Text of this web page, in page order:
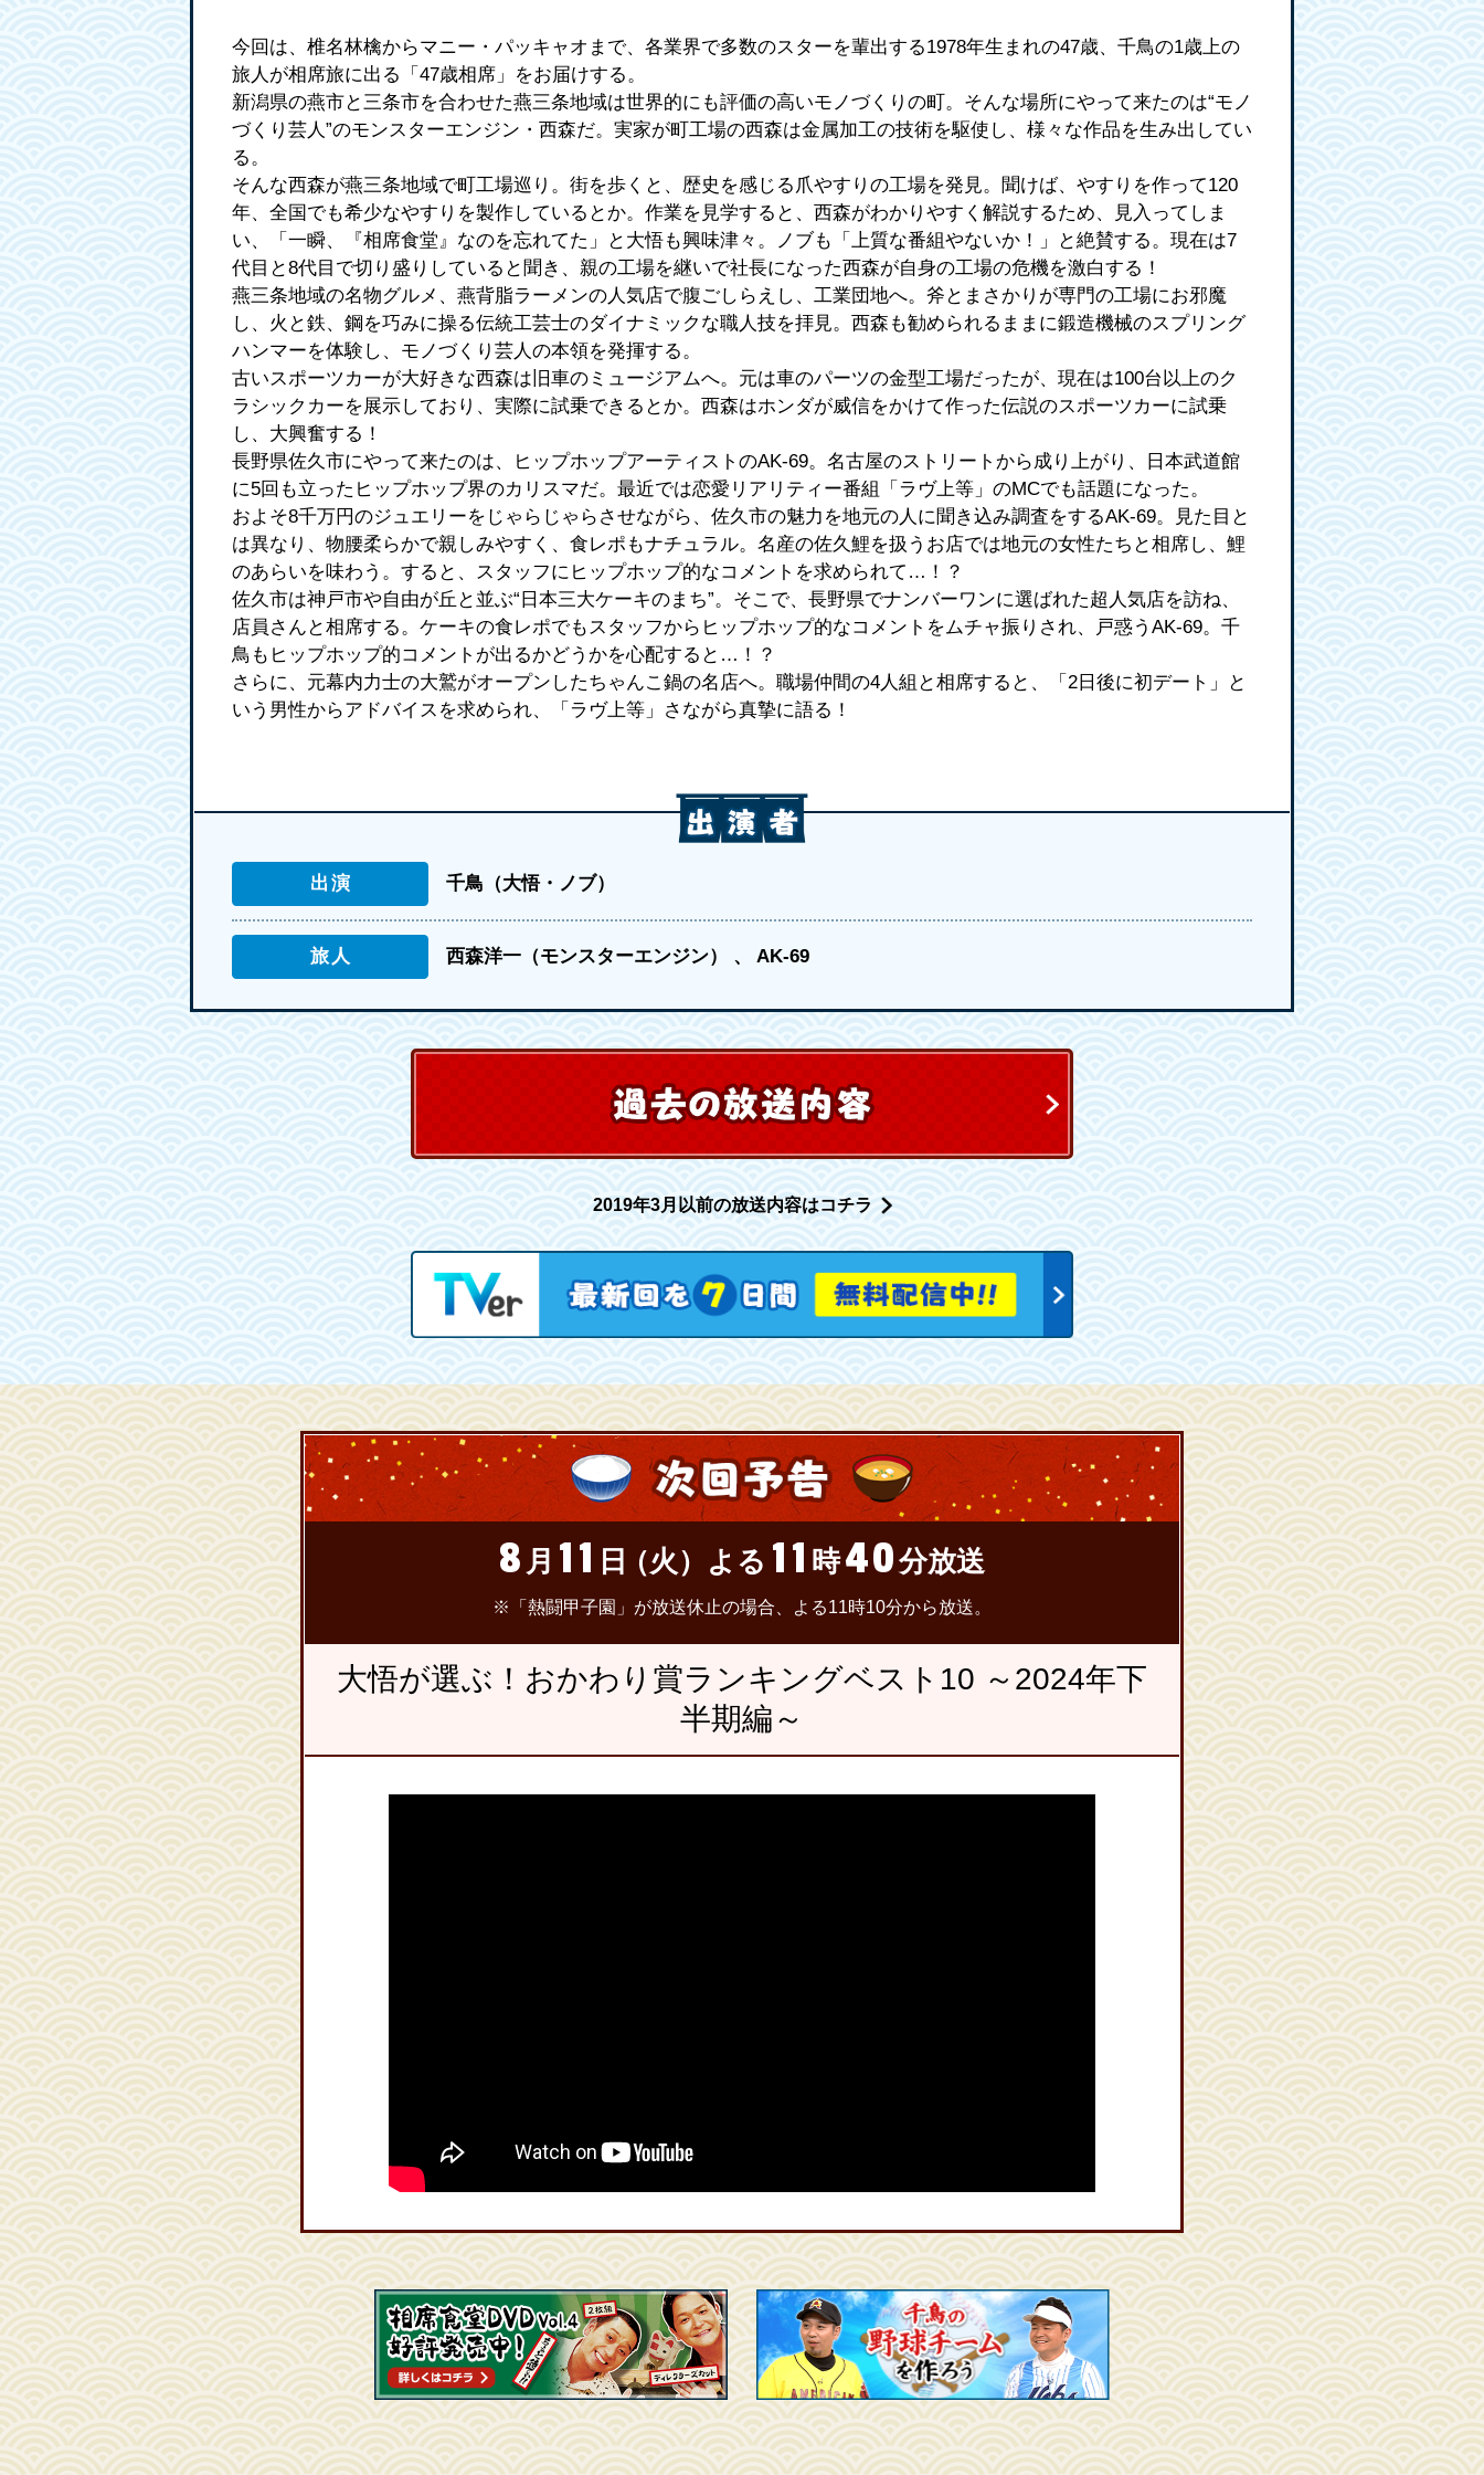
今回は、椎名林檎からマニー・パッキャオまで、各業界で多数のスターを輩出する1978年生まれの47歳、千鳥の1歳上の
旅人が相席旅に出る「47歳相席」をお届けする。
新潟県の燕市と三条市を合わせた燕三条地域は世界的にも評価の高いモノづくりの町。そんな場所にやって来たのは“モノ
づくり芸人”のモンスターエンジン・西森だ。実家が町工場の西森は金属加工の技術を駆使し、様々な作品を生み出してい
る。
そんな西森が燕三条地域で町工場巡り。街を歩くと、歴史を感じる爪やすりの工場を発見。聞けば、やすりを作って120
年、全国でも希少なやすりを製作しているとか。作業を見学すると、西森がわかりやすく解説するため、見入ってしま
い、「一瞬、『相席食堂』なのを忘れてた」と大悟も興味津々。ノブも「上質な番組やないか！」と絶賛する。現在は7
代目と8代目で切り盛りしていると聞き、親の工場を継いで社長になった西森が自身の工場の危機を激白する！
燕三条地域の名物グルメ、燕背脂ラーメンの人気店で腹ごしらえし、工業団地へ。斧とまさかりが専門の工場にお邪魔
し、火と鉄、鋼を巧みに操る伝統工芸士のダイナミックな職人技を拝見。西森も勧められるままに鍛造機械のスプリング
ハンマーを体験し、モノづくり芸人の本領を発揮する。
古いスポーツカーが大好きな西森は旧車のミュージアムへ。元は車のパーツの金型工場だったが、現在は100台以上のク
ラシックカーを展示しており、実際に試乗できるとか。西森はホンダが威信をかけて作った伝説のスポーツカーに試乗
し、大興奮する！
長野県佐久市にやって来たのは、ヒップホップアーティストのAK-69。名古屋のストリートから成り上がり、日本武道館
に5回も立ったヒップホップ界のカリスマだ。最近では恋愛リアリティー番組「ラヴ上等」のМCでも話題になった。
およそ8千万円のジュエリーをじゃらじゃらさせながら、佐久市の魅力を地元の人に聞き込み調査をするAK-69。見た目と
は異なり、物腰柔らかで親しみやすく、食レポもナチュラル。名産の佐久鯉を扱うお店では地元の女性たちと相席し、鯉
のあらいを味わう。すると、スタッフにヒップホップ的なコメントを求められて…！？
佐久市は神戸市や自由が丘と並ぶ“日本三大ケーキのまち”。そこで、長野県でナンバーワンに選ばれた超人気店を訪ね、
店員さんと相席する。ケーキの食レポでもスタッフからヒップホップ的なコメントをムチャ振りされ、戸惑うAK-69。千
鳥もヒップホップ的コメントが出るかどうかを心配すると…！？
さらに、元幕内力士の大鷲がオープンしたちゃんこ鍋の名店へ。職場仲間の4人組と相席すると、「2日後に初デート」と
いう男性からアドバイスを求められ、「ラヴ上等」さながら真摯に語る！
出演 千鳥（大悟・ノブ）
旅人 西森洋一（モンスターエンジン） AK-69
2019年3月以前の放送内容はコチラ
8 月 11 日（火） よる 11 時40分放送
※「熱闘甲子園」が放送休止の場合、よる11時10分から放送。
大悟が選ぶ！おかわり賞ランキングベスト10 ～2024年下
半期編～